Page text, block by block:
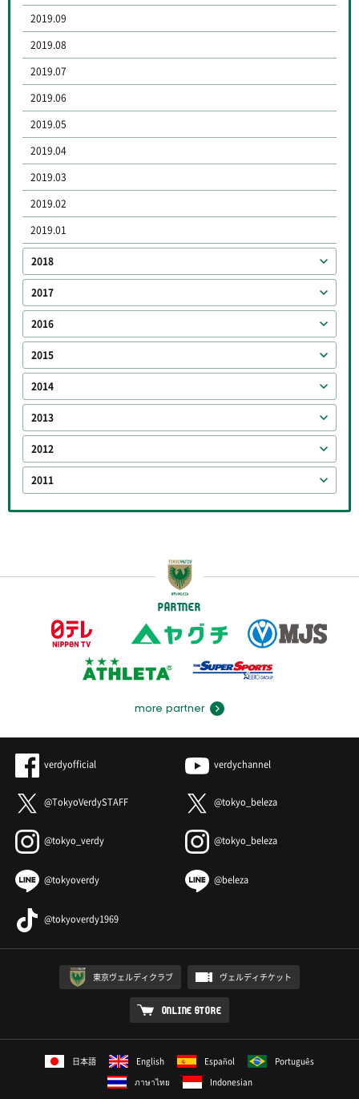
2019.09
2019.08
2019.07
2019.06
2019.05
2019.04
2019.03
2019.02
2019.01
2018
2017
2016
2015
2014
2013
2012
2011
PARTNER
more partner
verdyofficial verdychannel
@TokyoVerdySTAFF @tokyo_beleza
@tokyo_verdy @tokyo_beleza
@tokyoverdy @beleza
@tokyoverdy1969
東京ヴェルディクラブ ヴェルディチケット
ONLINE STORE
日本語 English Español
Português
ภาษาไทย
Indonesian